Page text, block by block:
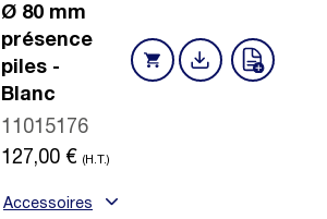
Ø 80 mm
présence
piles -
Blanc
11015176
127,00 € (H.T.)
Accessoires